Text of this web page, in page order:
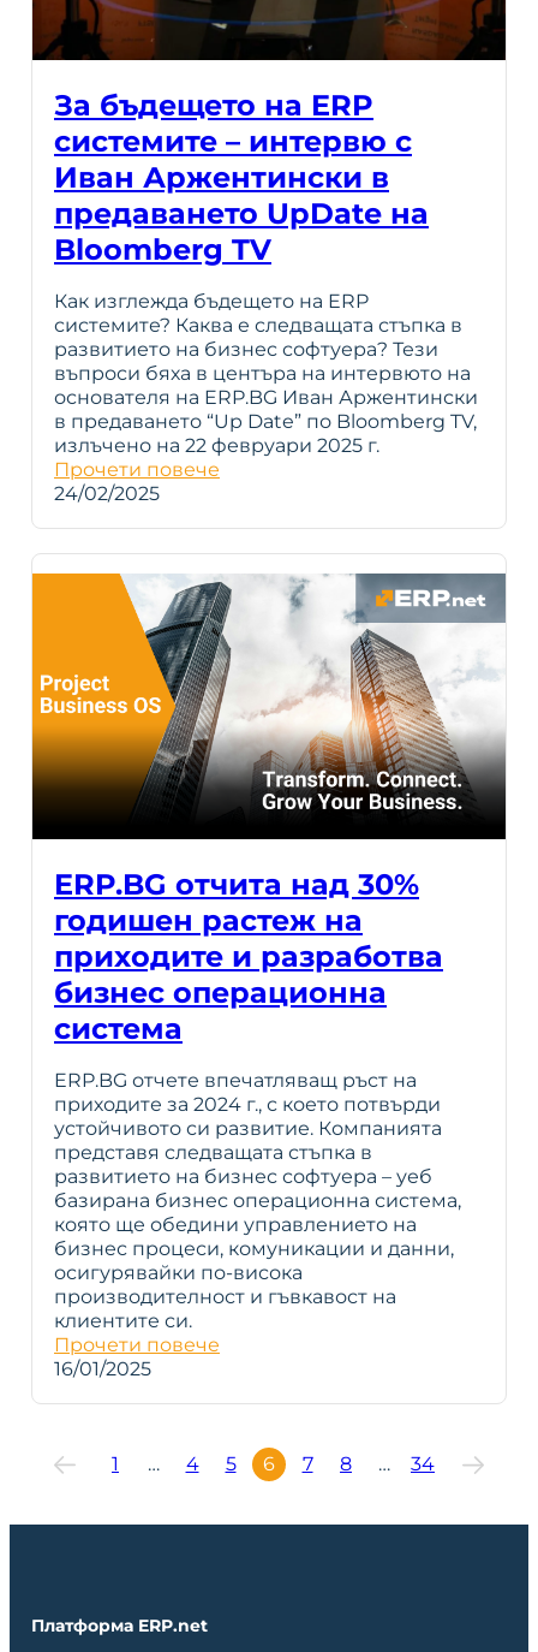
За бъдещето на ERP
системите – интервю с
Иван Аржентински в
предаването UpDate на
Bloomberg TV
Как изглежда бъдещето на ERP
системите? Каква е следващата стъпка в
развитието на бизнес софтуера? Тези
въпроси бяха в центъра на интервюто на
основателя на ERP.BG Иван Аржентински
в предаването “Up Date” по Bloomberg TV,
излъчено на 22 февруари 2025 г.
Прочети повече
24/02/2025
ERP.BG отчита над 30%
годишен растеж на
приходите и разработва
бизнес операционна
система
ERP.BG отчете впечатляващ ръст на
приходите за 2024 г., с което потвърди
устойчивото си развитие. Компанията
представя следващата стъпка в
развитието на бизнес софтуера – уеб
базирана бизнес операционна система,
която ще обедини управлението на
бизнес процеси, комуникации и данни,
осигурявайки по-висока
производителност и гъвкавост на
клиентите си.
Прочети повече
16/01/2025
1 … 4 5 6 7 8 … 34
Платформа ERP.net